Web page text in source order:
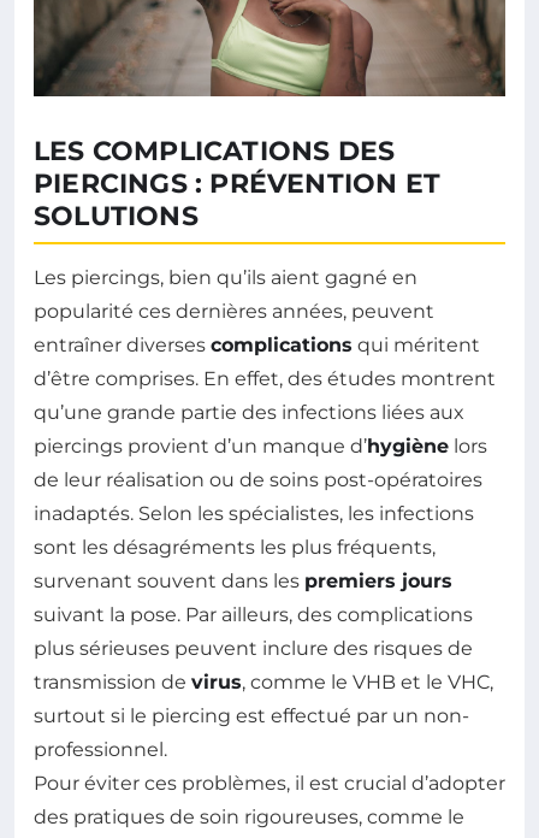
LES COMPLICATIONS DES
PIERCINGS : PRÉVENTION ET
SOLUTIONS
Les piercings, bien qu’ils aient gagné en
popularité ces dernières années, peuvent
entraîner diverses complications qui méritent
d’être comprises. En effet, des études montrent
qu’une grande partie des infections liées aux
piercings provient d’un manque d’hygiène lors
de leur réalisation ou de soins post-opératoires
inadaptés. Selon les spécialistes, les infections
sont les désagréments les plus fréquents,
survenant souvent dans les premiers jours
suivant la pose. Par ailleurs, des complications
plus sérieuses peuvent inclure des risques de
transmission de virus, comme le VHB et le VHC,
surtout si le piercing est effectué par un non-
professionnel.
Pour éviter ces problèmes, il est crucial d’adopter
des pratiques de soin rigoureuses, comme le